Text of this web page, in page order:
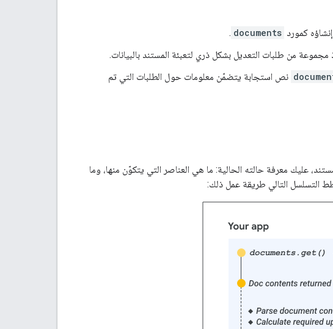
documents
.
مجموعة من طلبات التعديل بشكل ذري لتعبئة المستند بالبيانات.
نص استجابة يتضمّن معلومات حول الطلبات التي تم
عليك معرفة حالته الحالية: ما هي العناصر التي يتكوّن منها، وما
التسلسل التالي طريقة عمل ذلك: